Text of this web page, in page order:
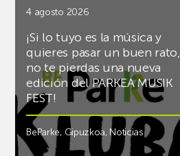
4 agosto 2026
¡Si lo tuyo es la música y
quieres pasar un buen rato,
no te pierdas una nueva
edición del PARKEA MUSIK
FEST!
BeParke, Gipuzkoa, Noticias